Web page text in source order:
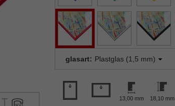
glasart: Plastglas (1,5 mm)
13,00 mm 18,10 mm